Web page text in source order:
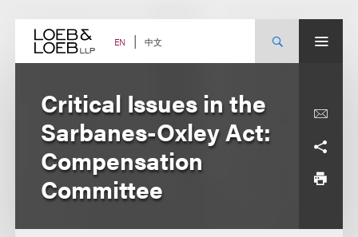
content EN 中文
Critical Issues in the
Sarbanes-Oxley Act:
Compensation
Committee